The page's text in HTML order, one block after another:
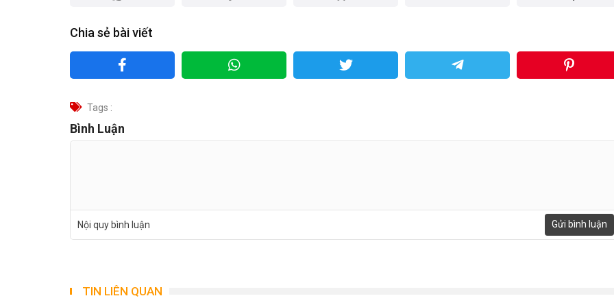
undefined
– Sắn dây (khoảng 3 muỗng nhỏ)
– Đậu xanh tách v
Đun chín đậu xanh 10ph với phổ tai. Hòa lẫn sắn dây với 1 chén nước và đường cho vào khuấy đến khi sánh. Vò
dứa cho vào trước khi tắt bếp.